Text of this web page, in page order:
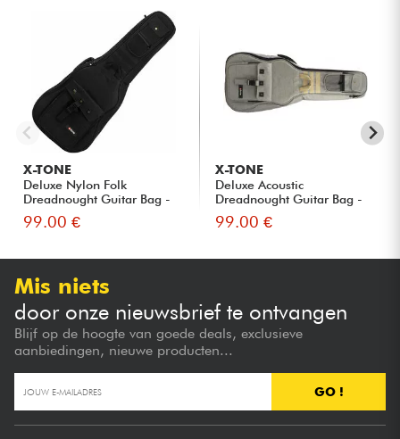
X-TONE
Deluxe Nylon Folk
Dreadnought Guitar Bag -
Black
99.00 €
X-TONE
Deluxe Acoustic
Dreadnought Guitar Bag -
Nylon Gre...
99.00 €
Mis niets
door onze nieuwsbrief te ontvangen
Blijf op de hoogte van goede deals, exclusieve
aanbiedingen, nieuwe producten...
GO !